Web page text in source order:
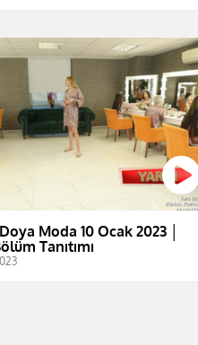
Moda 10 Ocak 2023 │
Tanıtımı